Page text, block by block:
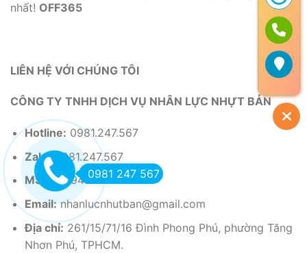
nhất! OFF365
LIÊN HỆ VỚI CHÚNG TÔI
CÔNG TY TNHH DỊCH VỤ NHÂN LỰC NHỰT BẢN
Hotline: 0981.247.567
Zalo:0981.247.567
MST:0319485990
Email:nhanlucnhutban@gmail.com
Địa chỉ: 261/15/71/16 Đình Phong Phú, phường Tăng
Nhơn Phú, TPHCM.
0981 247 567